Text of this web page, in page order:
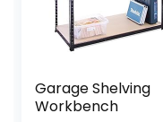
Garage Shelving
Workbench